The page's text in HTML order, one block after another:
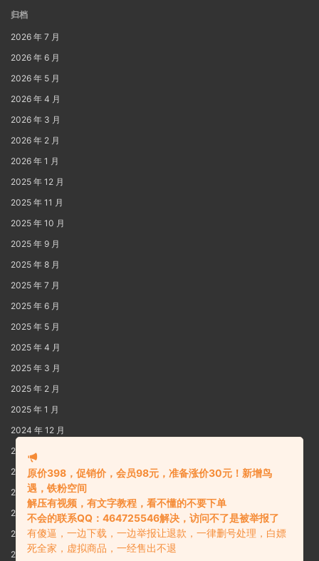
归档
2026 年 7 月
2026 年 6 月
2026 年 5 月
2026 年 4 月
2026 年 3 月
2026 年 2 月
2026 年 1 月
2025 年 12 月
2025 年 11 月
2025 年 10 月
2025 年 9 月
2025 年 8 月
2025 年 7 月
2025 年 6 月
2025 年 5 月
2025 年 4 月
2025 年 3 月
2025 年 2 月
2025 年 1 月
2024 年 12 月
2024 年 11 月
2024 年 10 月
2024 年 9 月
2024 年 8 月
2024 年 7 月
2024 年 6 月
原价398，促销价，会员98元，准备涨价30元！新增鸟
遇，铁粉空间
解压有视频，有文字教程，看不懂的不要下单
不会的联系QQ：464725546解决，访问不了是被举报了
有傻逼，一边下载，一边举报让退款，一律删号处理，白嫖
死全家，虚拟商品，一经售出不退